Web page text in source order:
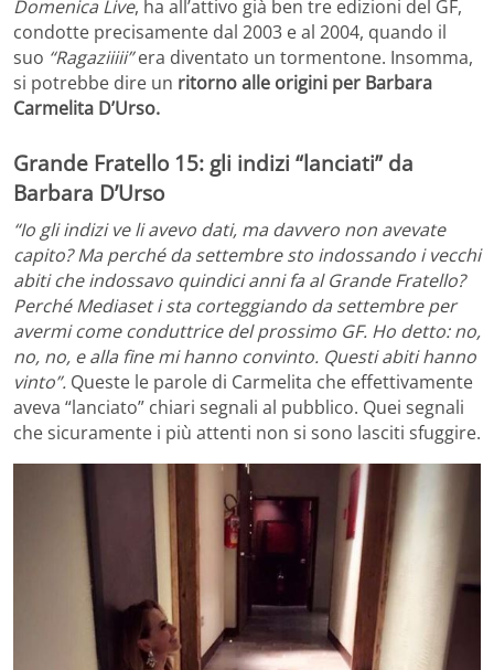
Domenica Live, ha all’attivo già ben tre edizioni del GF,
condotte precisamente dal 2003 e al 2004, quando il
suo “Ragaziiiii”era diventato un tormentone. Insomma,
si potrebbe dire un ritorno alle origini per Barbara
Carmelita D’Urso.
Grande Fratello 15: gli indizi “lanciati” da
Barbara D’Urso
“Io gli indizi ve li avevo dati, ma davvero non avevate
capito? Ma perché da settembre sto indossando i vecchi
abiti che indossavo quindici anni fa al Grande Fratello?
Perché Mediaset i sta corteggiando da settembre per
avermi come conduttrice del prossimo GF. Ho detto: no,
no, no, e alla fine mi hanno convinto. Questi abiti hanno
vinto”. Queste le parole di Carmelita che effettivamente
aveva “lanciato” chiari segnali al pubblico. Quei segnali
che sicuramente i più attenti non si sono lasciti sfuggire.